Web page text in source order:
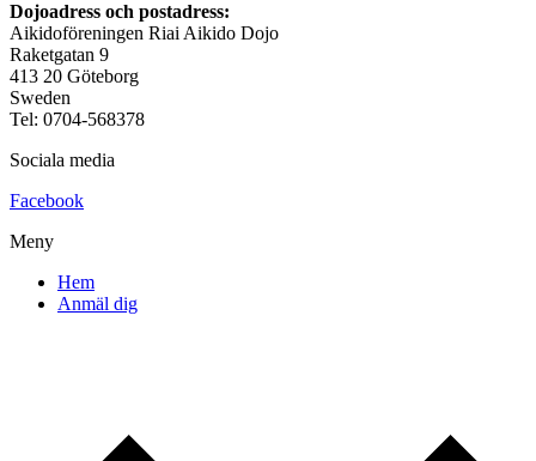
Dojoadress och postadress:
Aikidoföreningen Riai Aikido Dojo
Raketgatan 9
413 20 Göteborg
Sweden
Tel: 0704-568378
Sociala media
Facebook
Meny
Hem
Anmäl dig